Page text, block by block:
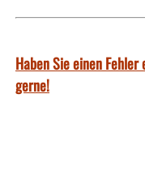
Haben Sie einen
gerne!